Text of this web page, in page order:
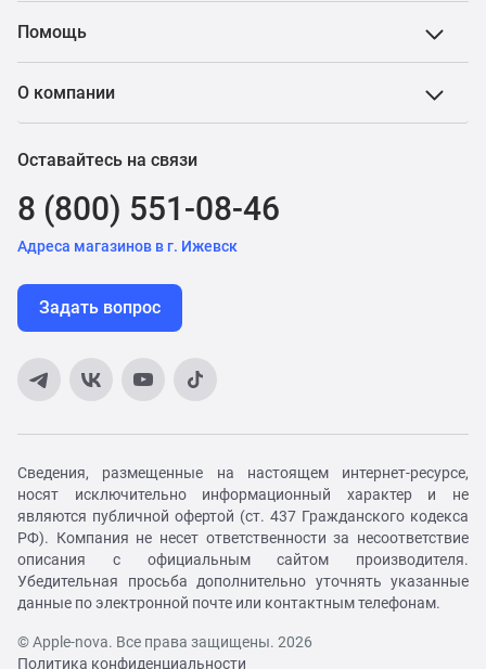
Помощь
О компании
Оставайтесь на связи
8 (800) 551-08-46
Адреса магазинов в г. Ижевск
Задать вопрос
Сведения, размещенные на настоящем интернет-ресурсе,
носят исключительно информационный характер и не
являются публичной офертой (ст. 437 Гражданского кодекса
РФ). Компания не несет ответственности за несоответствие
описания с официальным сайтом производителя.
Убедительная просьба дополнительно уточнять указанные
данные по электронной почте или контактным телефонам.
© Apple-nova. Все права защищены. 2026
Политика конфиденциальности